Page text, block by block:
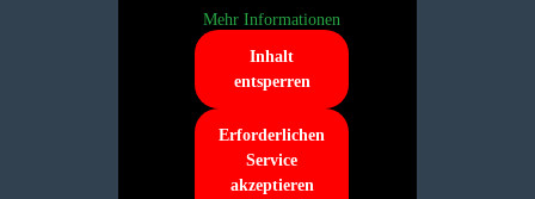
Mehr Informationen
Inhalt
entsperren
Erforderlichen
Service
akzeptieren